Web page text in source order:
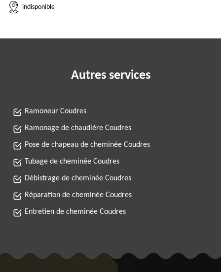
indisponible
Autres services
Ramoneur Coudres
Ramonage de chaudière Coudres
Pose de chapeau de cheminée Coudres
Tubage de cheminée Coudres
Débistrage de cheminée Coudres
Réparation de cheminée Coudres
Entretien de cheminée Coudres